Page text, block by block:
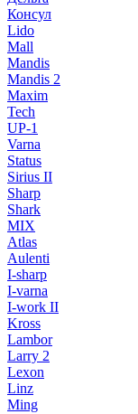
Консул
Lido
Mall
Mandis
Mandis 2
Maxim
Tech
UP-1
Varna
Status
Sirius II
Sharp
Shark
MIX
Atlas
Aulenti
I-sharp
I-varna
I-work II
Kross
Lambor
Larry 2
Lexon
Linz
Ming